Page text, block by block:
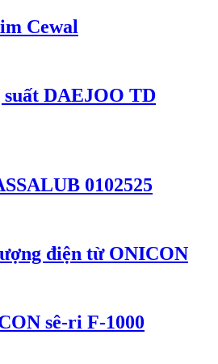
Cewal
suất DAEJOO TD
0102525
điện từ ONICON
sê-ri F-1000